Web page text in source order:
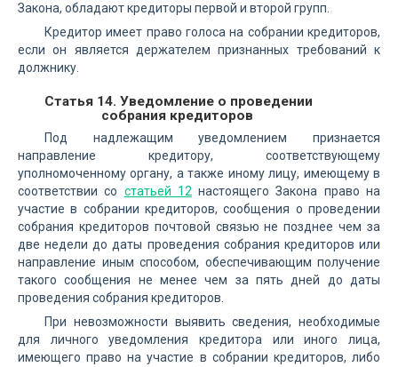
Закона, обладают кредиторы первой и второй групп.
Кредитор имеет право голоса на собрании кредиторов,
если он является держателем признанных требований к
должнику.
Статья 14. Уведомление о проведении
собрания кредиторов
Под надлежащим уведомлением признается
направление кредитору, соответствующему
уполномоченному органу, а также иному лицу, имеющему в
соответствии со статьей 12 настоящего Закона право на
участие в собрании кредиторов, сообщения о проведении
собрания кредиторов почтовой связью не позднее чем за
две недели до даты проведения собрания кредиторов или
направление иным способом, обеспечивающим получение
такого сообщения не менее чем за пять дней до даты
проведения собрания кредиторов.
При невозможности выявить сведения, необходимые
для личного уведомления кредитора или иного лица,
имеющего право на участие в собрании кредиторов, либо